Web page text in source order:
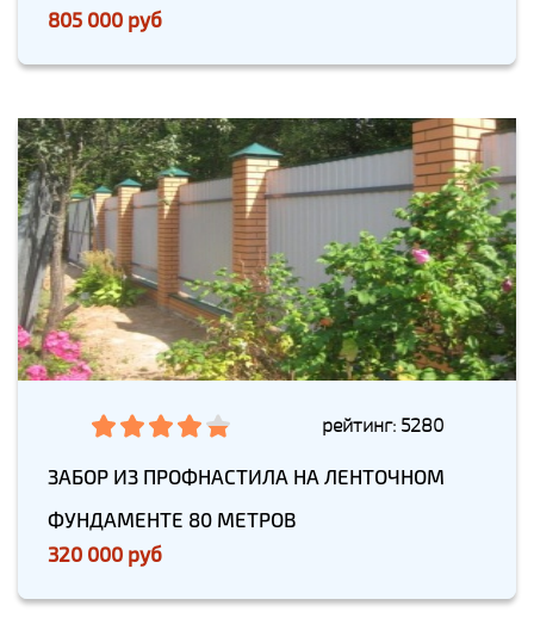
805 000 руб
рейтинг: 5280
ЗАБОР ИЗ ПРОФНАСТИЛА НА ЛЕНТОЧНОМ
ФУНДАМЕНТЕ 80 МЕТРОВ
320 000 руб